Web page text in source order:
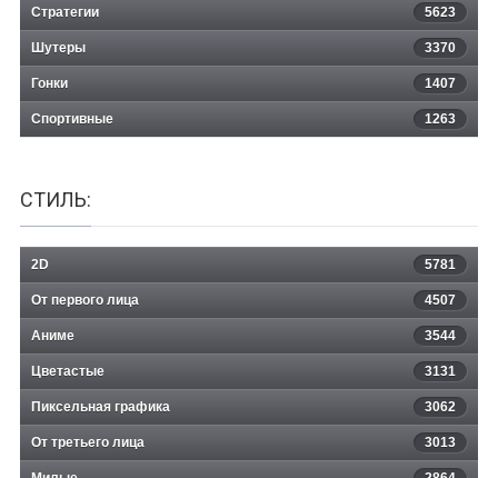
Стратегии 5623
Шутеры 3370
Гонки 1407
Спортивные 1263
СТИЛЬ:
2D 5781
От первого лица 4507
Аниме 3544
Цветастые 3131
Пиксельная графика 3062
От третьего лица 3013